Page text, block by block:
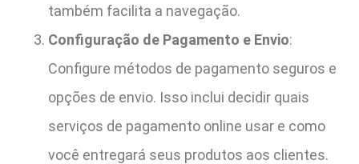
também facilita a navegação.
Configuração de Pagamento e Envio:
Configure métodos de pagamento seguros e
opções de envio. Isso inclui decidir quais
serviços de pagamento online usar e como
você entregará seus produtos aos clientes.